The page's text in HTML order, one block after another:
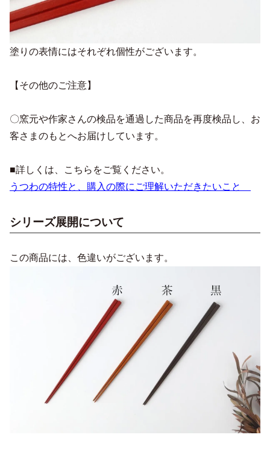
塗りの表情にはそれぞれ個性がございます。
【その他のご注意】
〇窯元や作家さんの検品を通過した商品を再度検品し、お
客さまのもとへお届けしています。
■詳しくは、こちらをご覧ください。
うつわの特性と、購入の際にご理解いただきたいこと
シリーズ展開について
この商品には、色違いがございます。